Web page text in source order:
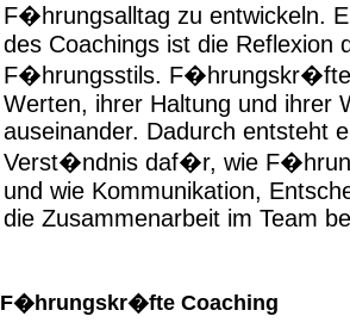
F�hrungsalltag zu entwickeln.
des Coachings ist die Reflexion
F�hrungsstils. F�hrungskr�fte
Werten, ihrer Haltung und ihrer
auseinander. Dadurch entsteht
Verst�ndnis daf�r, wie
und wie Kommunikation,
die Zusammenarbeit im Team
F�hrungskr�fte Coaching